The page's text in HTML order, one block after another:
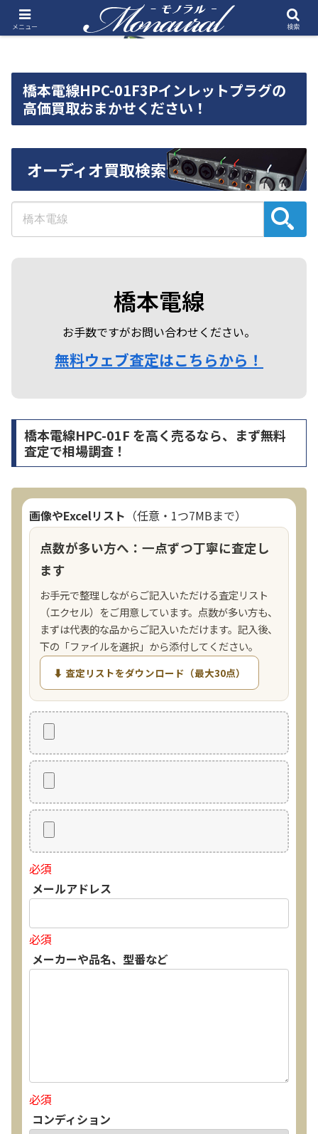
橋本電線HPC-01F3Pインレットプラグの
高価買取おまかせください！
オーディオ買取検索
橋本電線
お手数ですがお問い合わせください。
無料ウェブ査定はこちらから！
橋本電線HPC-01F を高く売るなら、まず無料
査定で相場調査！
画像やExcelリスト （任意・1つ7MBまで）
点数が多い方へ：一点ずつ丁寧に査定し
ます
お手元で整理しながらご記入いただける査定リスト
（エクセル）をご用意しています。点数が多い方も、
まずは代表的な品からご記入いただけます。記入後、
下の「ファイルを選択」から添付してください。
⬇ 査定リストをダウンロード（最大30点）
必須
メールアドレス
必須
メーカーや品名、型番など
必須
コンディション
メニュー 検索